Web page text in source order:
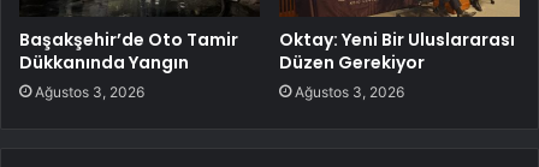
Başakşehir’de Oto Tamir
Dükkanında Yangın
Ağustos 3, 2026
Oktay: Yeni Bir Uluslararası
Düzen Gerekiyor
Ağustos 3, 2026